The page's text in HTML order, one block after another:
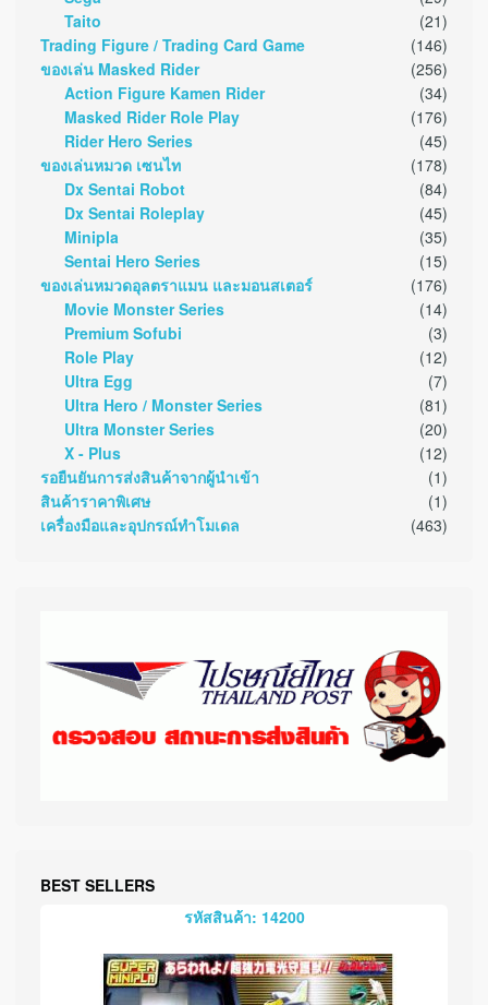
Taito
(21)
Trading Figure / Trading Card Game
(146)
ของเล่น Masked Rider
(256)
Action Figure Kamen Rider
(34)
Masked Rider Role Play
(176)
Rider Hero Series
(45)
ของเล่นหมวด เซนไท
(178)
Dx Sentai Robot
(84)
Dx Sentai Roleplay
(45)
Minipla
(35)
Sentai Hero Series
(15)
ของเล่นหมวดอุลตราแมน และมอนสเตอร์
(176)
Movie Monster Series
(14)
Premium Sofubi
(3)
Role Play
(12)
Ultra Egg
(7)
Ultra Hero / Monster Series
(81)
Ultra Monster Series
(20)
X - Plus
(12)
รอยืนยันการส่งสินค้าจากผู้นำเข้า
(1)
สินค้าราคาพิเศษ
(1)
เครื่องมือและอุปกรณ์ทำโมเดล
(463)
BEST SELLERS
รหัสสินค้า: 14200